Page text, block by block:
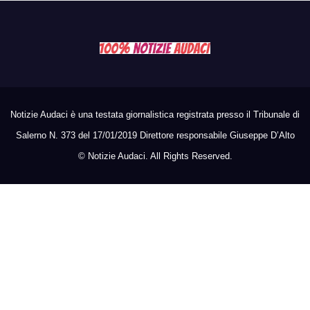
Notizie Audaci è una testata giornalistica registrata presso il Tribunale di
Salerno N. 373 del 17/01/2019 Direttore responsabile Giuseppe D’Alto
© Notizie Audaci. All Rights Reserved.